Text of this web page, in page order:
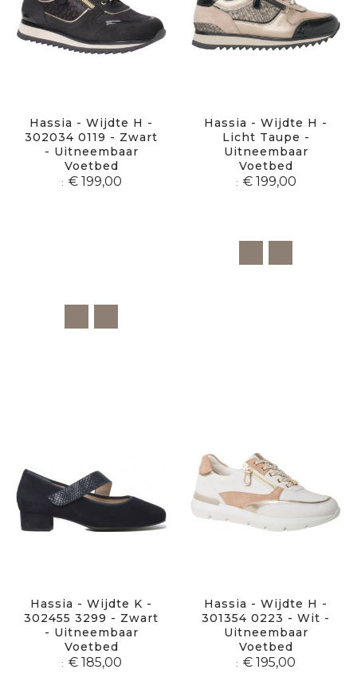
Hassia - Wijdte H -
302034 0119 - Zwart
- Uitneembaar
Voetbed
€ 199,00
Hassia - Wijdte H -
Licht Taupe -
Uitneembaar
Voetbed
€ 199,00
Hassia - Wijdte K -
302455 3299 - Zwart
- Uitneembaar
Voetbed
€ 185,00
Hassia - Wijdte H -
301354 0223 - Wit -
Uitneembaar
Voetbed
€ 195,00